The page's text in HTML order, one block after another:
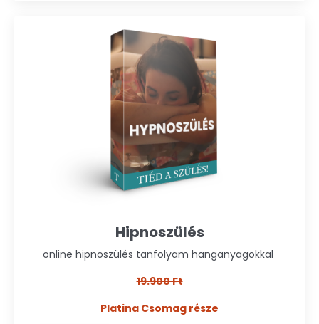
Hipnoszülés
online hipnoszülés tanfolyam hanganyagokkal
19.900 Ft
Platina Csomag része